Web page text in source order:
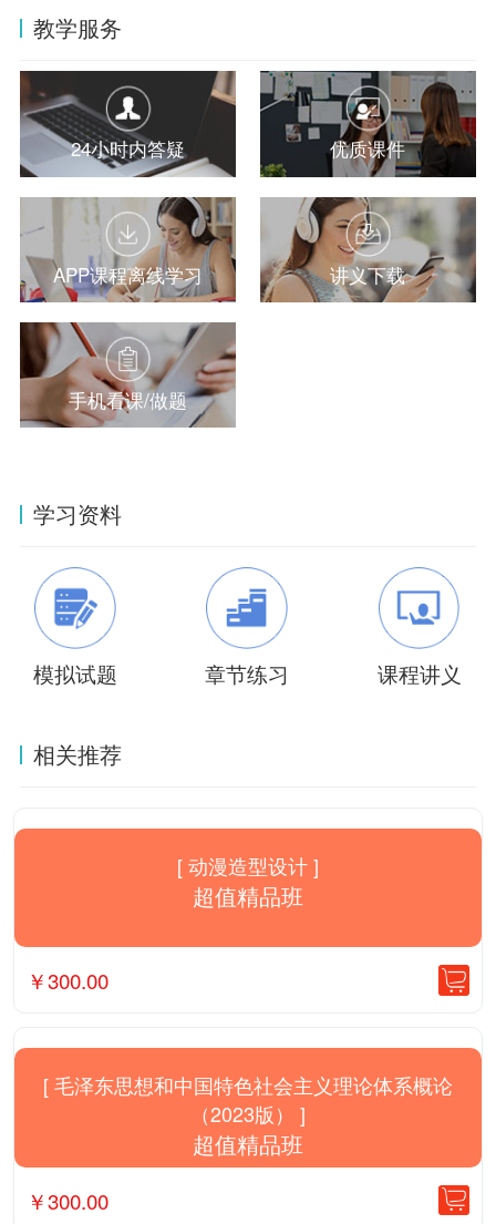
教学服务
24小时内答疑 优质课件
APP课程离线学习 讲义下载
手机看课/做题
学习资料
模拟试题 章节练习 课程讲义
相关推荐
[ 动漫造型设计 ]
超值精品班
￥300.00
[ 毛泽东思想和中国特色社会主义理论体系概论
（2023版） ]
超值精品班
￥300.00